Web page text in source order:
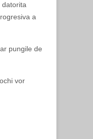
a
pungile de
vor